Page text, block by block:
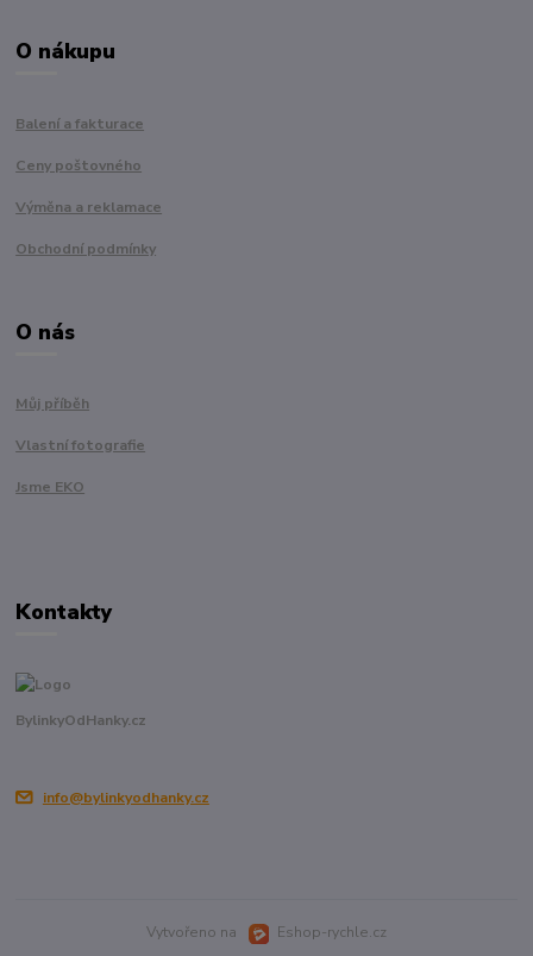
O nákupu
Balení a fakturace
Ceny poštovného
Výměna a reklamace
Obchodní podmínky
O nás
Můj příběh
Vlastní fotografie
Jsme EKO
Kontakty
BylinkyOdHanky.cz
info@bylinkyodhanky.cz
Vytvořeno na Eshop-rychle.cz